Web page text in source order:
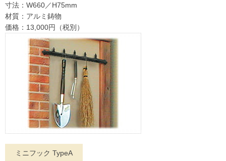
寸法：W660／H75mm
材質：アルミ鋳物
価格：13,000円（税別）
ミニフック TypeA